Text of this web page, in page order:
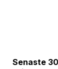
Senaste 30